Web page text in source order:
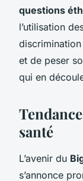
questions
l’utilisation
et de peser
qui en
santé
L’avenir du
s’annonce